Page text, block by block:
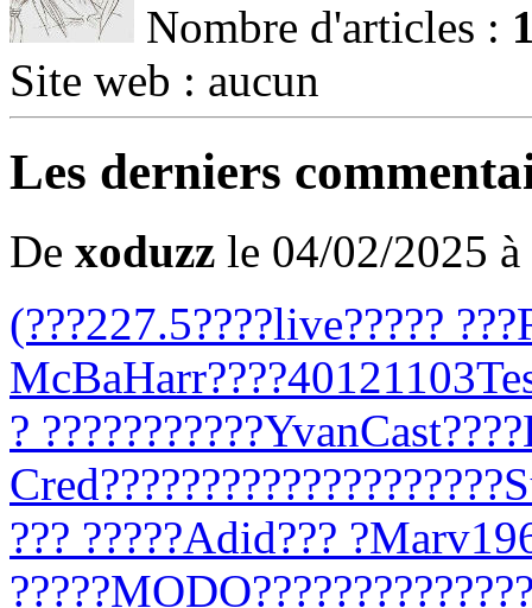
Nombre d'articles :
Site web : aucun
Les derniers
De xoduzz le 04/02/2025
(???227.5????live????? ???
McBaHarr????40121103
? ???????????YvanCast????
Cred????????????????????
??? ?????Adid??? ?Marv
?????MODO????????????